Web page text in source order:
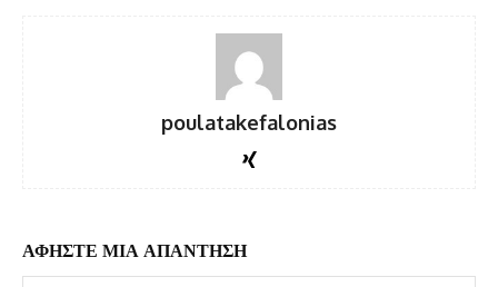
poulatakefalonias
ΑΦΗΣΤΕ ΜΙΑ ΑΠΑΝΤΗΣΗ